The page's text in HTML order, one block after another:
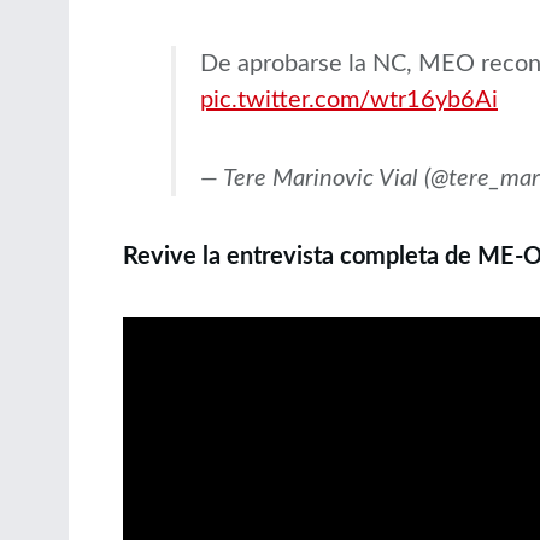
De aprobarse la NC, MEO
pic.twitter.com/wtr16yb6Ai
— Tere Marinovic Vial
Revive la entrevista completa de ME-